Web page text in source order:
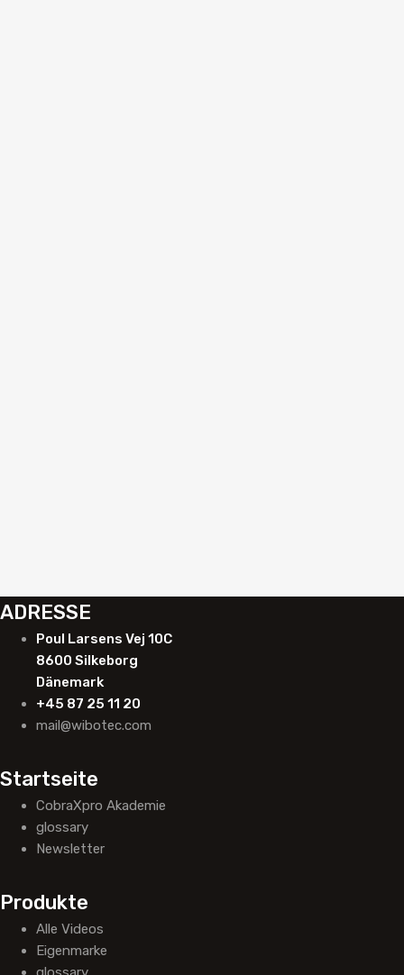
ADRESSE
Poul Larsens Vej 10C
8600 Silkeborg
Dänemark
+45 87 25 11 20
mail@wibotec.com
Startseite
CobraXpro Akademie
glossary
Newsletter
Produkte
Alle Videos
Eigenmarke